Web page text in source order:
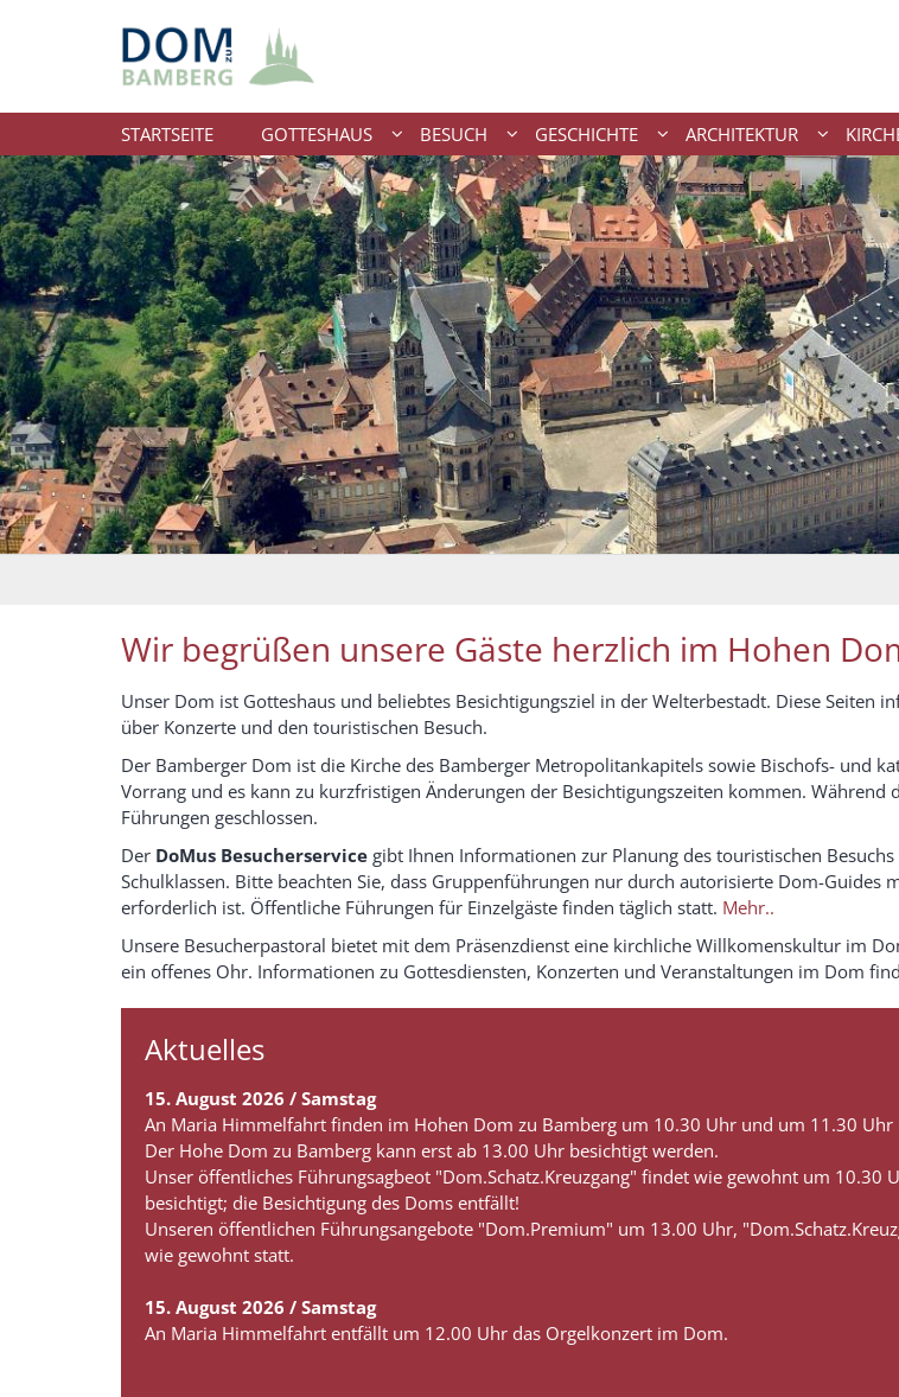
STARTSEITE GOTTESHAUS BESUCH GESCHICHTE ARCHITEKTUR
Wir begrüßen unsere Gäste herzlich im Hohen
Unser Dom ist Gotteshaus und beliebtes Besichtigungsziel in der Welterbestadt. Diese
über Konzerte und den touristischen Besuch.
Der Bamberger Dom ist die Kirche des Bamberger Metropolitankapitels sowie Bischofs- und
Vorrang und es kann zu kurzfristigen Änderungen der Besichtigungszeiten kommen.
Führungen geschlossen.
Der DoMus Besucherservice gibt Ihnen Informationen zur Planung des touristischen
Schulklassen. Bitte beachten Sie, dass Gruppenführungen nur durch autorisierte Dom-
erforderlich ist. Öffentliche Führungen für Einzelgäste finden täglich statt. Mehr..
Unsere Besucherpastoral bietet mit dem Präsenzdienst eine kirchliche Willkomenskultur im
ein offenes Ohr. Informationen zu Gottesdiensten, Konzerten und Veranstaltungen im Dom
Aktuelles
15. August 2026 / Samstag
An Maria Himmelfahrt finden im Hohen Dom zu Bamberg um 10.30 Uhr und um 11.30 Uhr
Der Hohe Dom zu Bamberg kann erst ab 13.00 Uhr besichtigt werden.
Unser öffentliches Führungsagbeot "Dom.Schatz.Kreuzgang" findet wie gewohnt um
besichtigt; die Besichtigung des Doms entfällt!
Unseren öffentlichen Führungsangebote "Dom.Premium" um 13.00 Uhr,
wie gewohnt statt.
15. August 2026 / Samstag
An Maria Himmelfahrt entfällt um 12.00 Uhr das Orgelkonzert im Dom.